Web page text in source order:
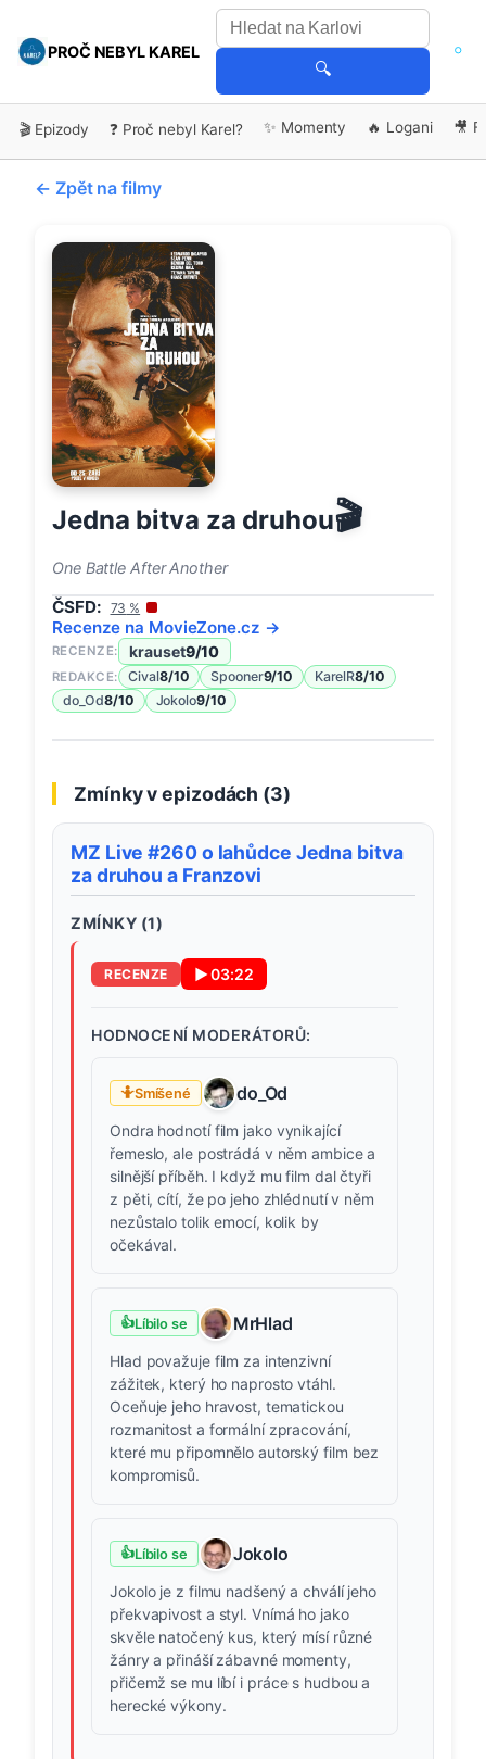
PROČ NEBYL KAREL
🔍
🎬 Epizody ❓ Proč nebyl Karel? ✨ Momenty 🔥 Logani 🎥
← Zpět na filmy
Jedna bitva za druhou🎬
One Battle After Another
ČSFD: 73 %
Recenze na MovieZone.cz →
RECENZE: krauset9/10
REDAKCE: Cival8/10 Spooner9/10 KarelR8/10
do_Od8/10 Jokolo9/10
Zmínky v epizodách (3)
MZ Live #260 o lahůdce Jedna bitva
za druhou a Franzovi
ZMÍNKY (1)
RECENZE ▶03:22
HODNOCENÍ MODERÁTORŮ:
🤷Smíšené do_Od
Ondra hodnotí film jako vynikající
řemeslo, ale postrádá v něm ambice a
silnější příběh. I když mu film dal čtyři
z pěti, cítí, že po jeho zhlédnutí v něm
nezůstalo tolik emocí, kolik by
očekával.
👍Líbilo se MrHlad
Hlad považuje film za intenzivní
zážitek, který ho naprosto vtáhl.
Oceňuje jeho hravost, tematickou
rozmanitost a formální zpracování,
které mu připomnělo autorský film bez
kompromisů.
👍Líbilo se Jokolo
Jokolo je z filmu nadšený a chválí jeho
překvapivost a styl. Vnímá ho jako
skvěle natočený kus, který mísí různé
žánry a přináší zábavné momenty,
přičemž se mu líbí i práce s hudbou a
herecké výkony.